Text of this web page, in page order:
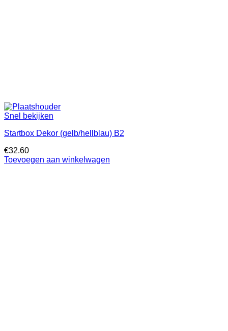
Snel bekijken
Startbox Dekor (gelb/hellblau) B2
€32.60
Toevoegen aan winkelwagen